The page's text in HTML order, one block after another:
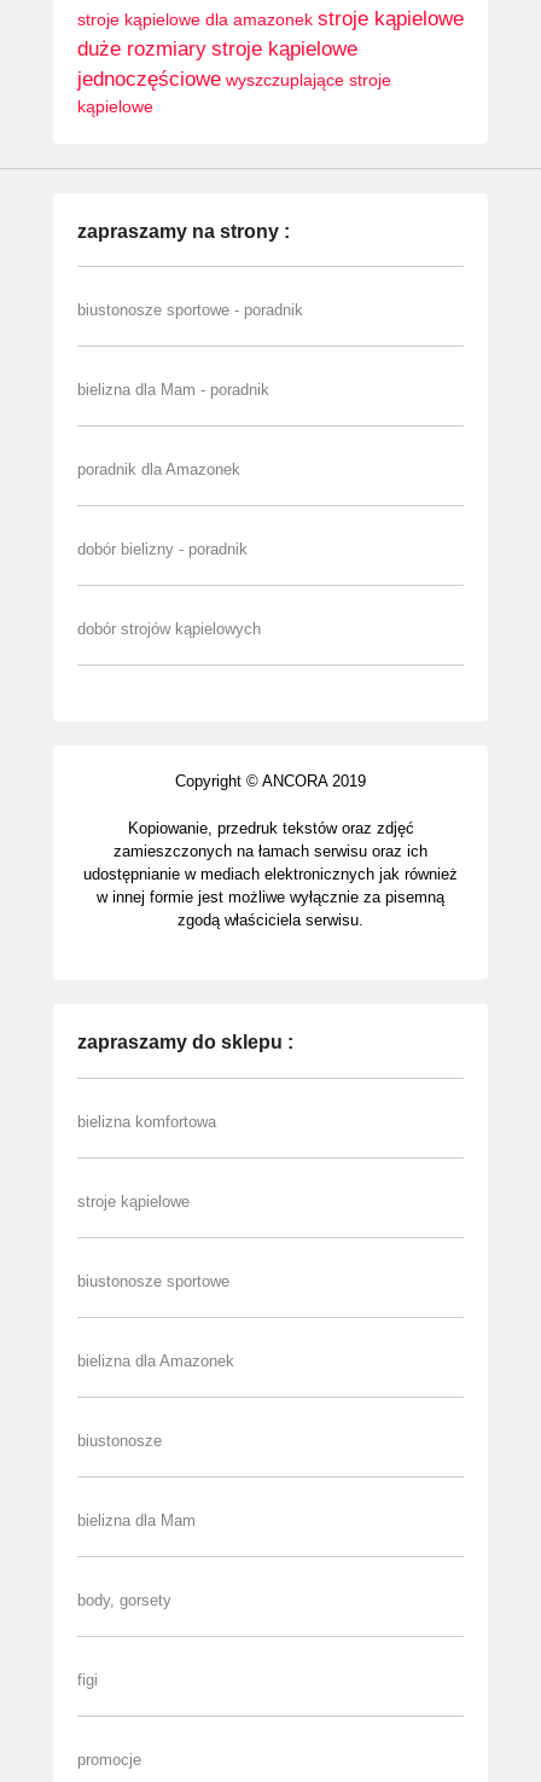
stroje kąpielowe dla amazonek stroje kąpielowe
duże rozmiary stroje kąpielowe
jednoczęściowe wyszczuplające stroje
kąpielowe
zapraszamy na strony :
biustonosze sportowe - poradnik
bielizna dla Mam - poradnik
poradnik dla Amazonek
dobór bielizny - poradnik
dobór strojów kąpielowych
Copyright © ANCORA 2019
Kopiowanie, przedruk tekstów oraz zdjęć
zamieszczonych na łamach serwisu oraz ich
udostępnianie w mediach elektronicznych jak również
w innej formie jest możliwe wyłącznie za pisemną
zgodą właściciela serwisu.
zapraszamy do sklepu :
bielizna komfortowa
stroje kąpielowe
biustonosze sportowe
bielizna dla Amazonek
biustonosze
bielizna dla Mam
body, gorsety
figi
promocje